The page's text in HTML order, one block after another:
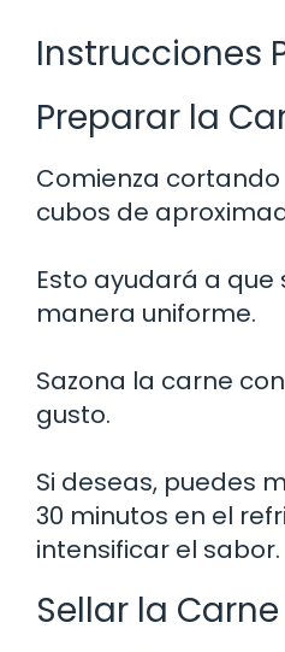
Instrucciones
Preparar la
Comienza
cubos de
Esto ayudará a que
manera uniforme.
Sazona la carne
gusto.
Si deseas, puedes
30 minutos en el
intensificar el sabor.
Sellar la Carne